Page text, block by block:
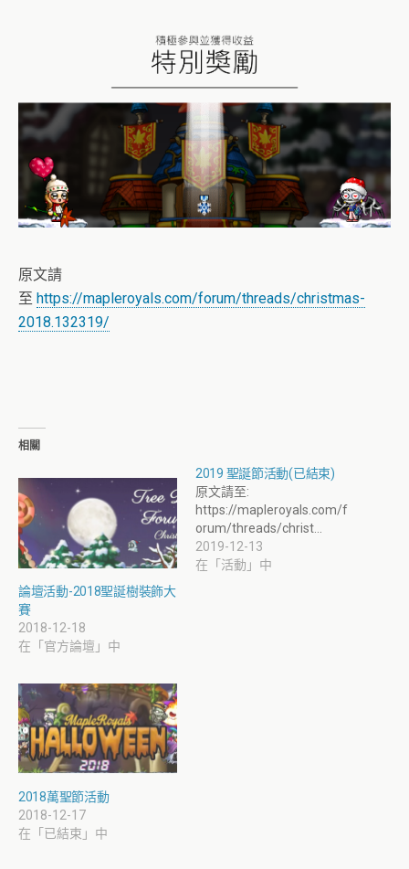
原文請
至 https://mapleroyals.com/forum/threads/christmas-
2018.132319/
相關
論壇活動-2018聖誕樹裝飾大
賽
2018-12-18
在「官方論壇」中
2019 聖誕節活動(已結束)
原文請至:
https://mapleroyals.com/f
orum/threads/christ…
2019-12-13
在「活動」中
2018萬聖節活動
2018-12-17
在「已結束」中